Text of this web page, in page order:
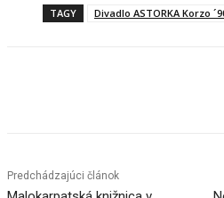
TAGY Divadlo ASTORKA Korzo
Predchádzajúci článok